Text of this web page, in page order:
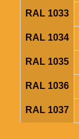
RAL 1033
RAL 1034
RAL 1035
RAL 1036
RAL 1037